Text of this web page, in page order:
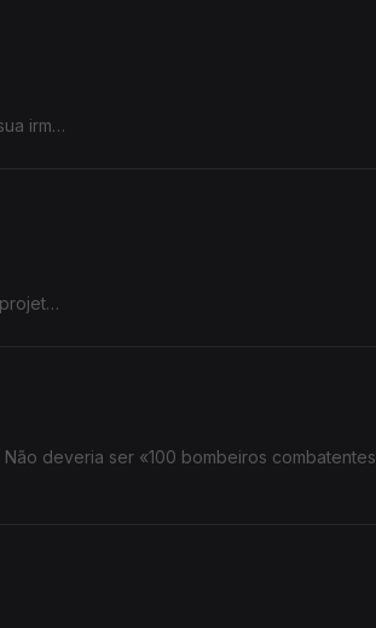
irmã?
deveria ser «100 bombeiros combatentes